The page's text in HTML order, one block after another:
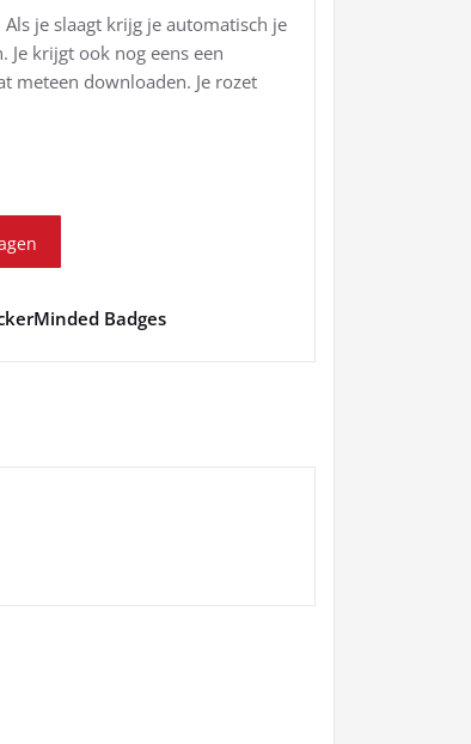
je slaagt krijg je automatisch je
Je krijgt ook nog eens een
meteen downloaden. Je rozet
Badges